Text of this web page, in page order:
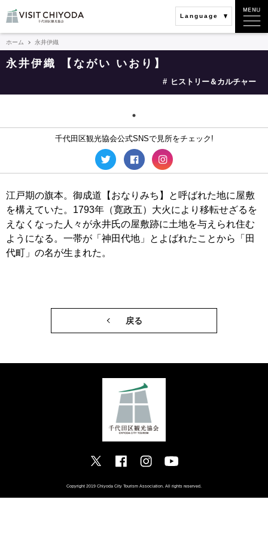
Language
ホーム 永井伊織
永井伊織 【ながい いおり】
ヒストリー＆カルチャー
千代田区観光協会公式SNSで見所をチェック!
江戸期の旗本。御成道【おなりみち】と呼ばれた地に屋敷
を構えていた。1793年（寛政五）大火により移転せざるを
えなくなった人々が永井氏の屋敷跡に土地を与えられ住む
ようになる。一帯が「神田代地」とよばれたことから「田
代町」の名が生まれた。
戻る
Copyright 2019 Chiyoda City Tourism Association. All rights reserved.